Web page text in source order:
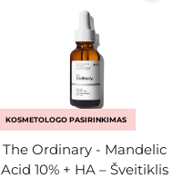
KOSMETOLOGO PASIRINKIMAS
The Ordinary - Mandelic
Acid 10% + HA – Šveitiklis